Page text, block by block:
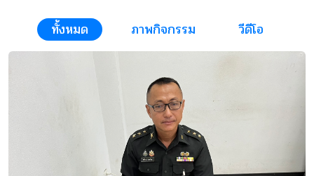
ทั้งหมด ภาพกิจกรรม วีดีโอ